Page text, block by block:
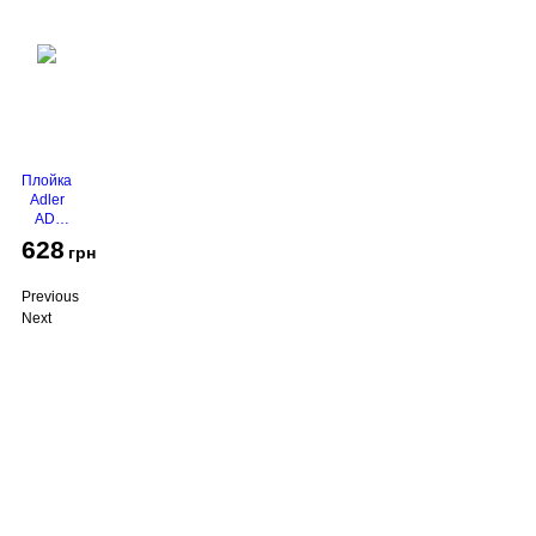
Плойка
Adler
AD-
628 грн
Previous
Next